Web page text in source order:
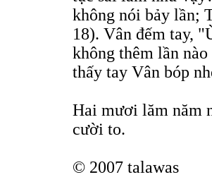
không nói bảy lần;
18). Vân đếm tay,
không thêm lần
thấy tay Vân bóp
Hai mươi lăm năm
cười to.
© 2007 talawas